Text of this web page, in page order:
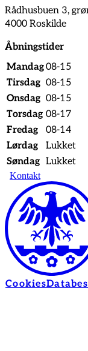
Rådhusbuen 3,
4000 Roskilde
Åbningstider
Mandag08-15
Tirsdag 08-15
Onsdag 08-15
Torsdag 08-17
Fredag
08-14
Lørdag
Lukket
Søndag Lukket
Kontakt
Cookies